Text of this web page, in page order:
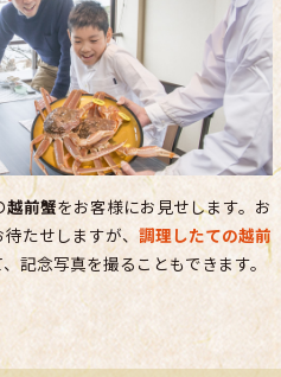
越前蟹をお客様にお見せします。お
たせしますが、 調理したての越前
記念写真を撮ることもできます。